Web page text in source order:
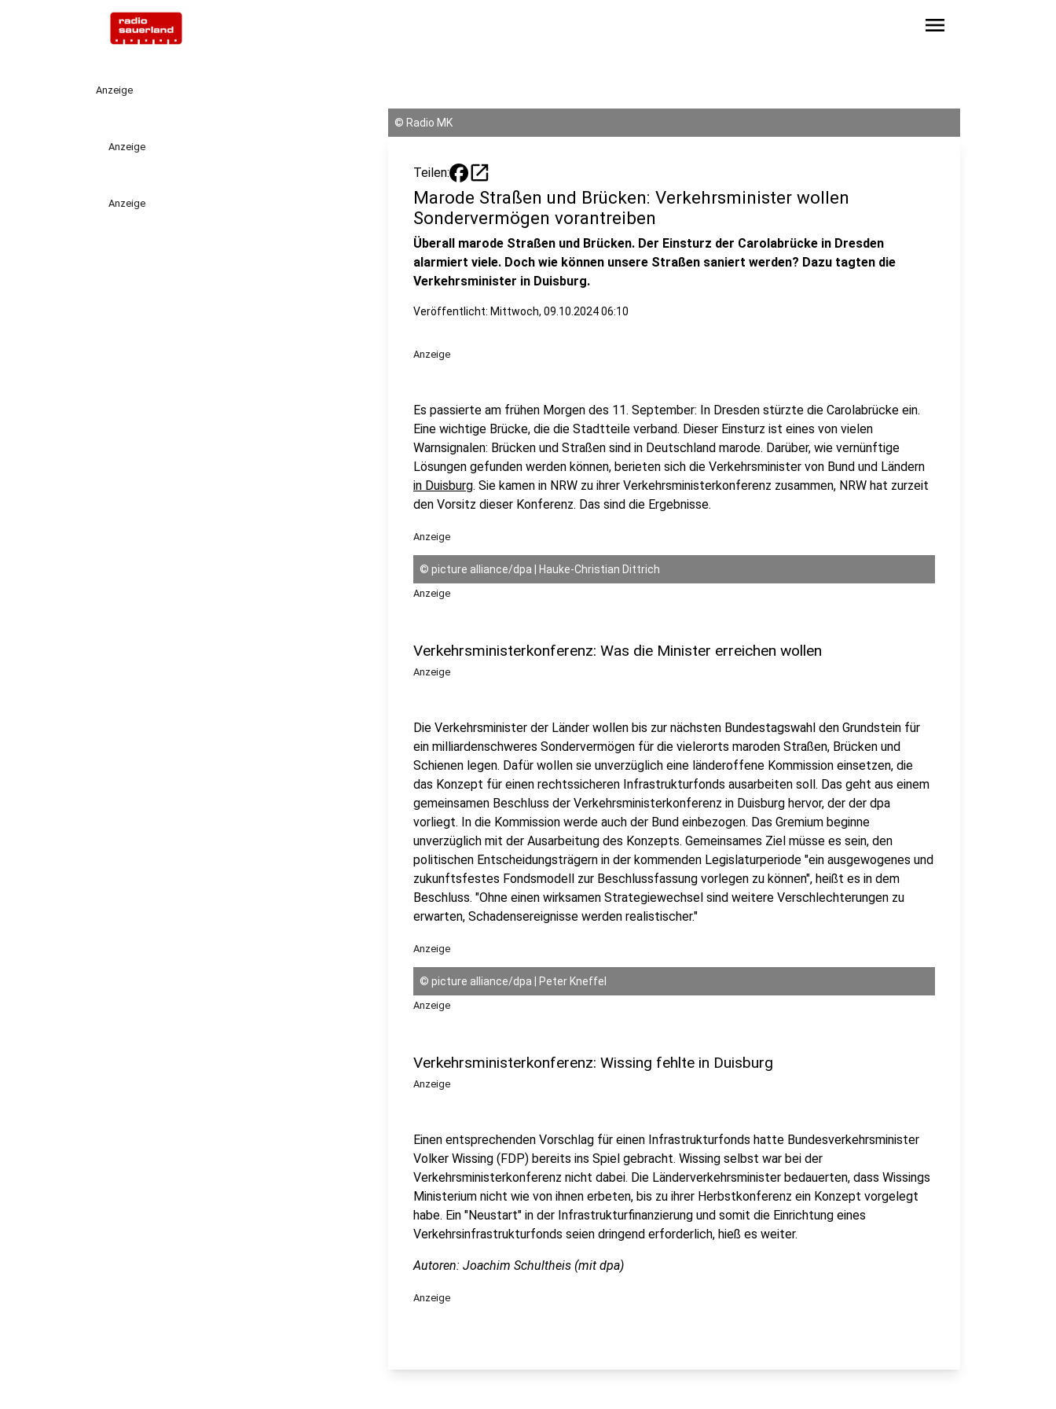
menu
Anzeige
Anzeige
Anzeige
© Radio MK
Teilen: open_in_new
Marode Straßen und Brücken: Verkehrsminister wollen
Sondervermögen vorantreiben
Überall marode Straßen und Brücken. Der Einsturz der Carolabrücke in Dresden
alarmiert viele. Doch wie können unsere Straßen saniert werden? Dazu tagten die
Verkehrsminister in Duisburg.
Veröffentlicht: Mittwoch, 09.10.2024 06:10
Anzeige
Es passierte am frühen Morgen des 11. September: In Dresden stürzte die Carolabrücke ein.
Eine wichtige Brücke, die die Stadtteile verband. Dieser Einsturz ist eines von vielen
Warnsignalen: Brücken und Straßen sind in Deutschland marode. Darüber, wie vernünftige
Lösungen gefunden werden können, berieten sich die Verkehrsminister von Bund und Ländern
in Duisburg. Sie kamen in NRW zu ihrer Verkehrsministerkonferenz zusammen, NRW hat zurzeit
den Vorsitz dieser Konferenz. Das sind die Ergebnisse.
Anzeige
© picture alliance/dpa | Hauke-Christian Dittrich
Anzeige
Verkehrsministerkonferenz: Was die Minister erreichen wollen
Anzeige
Die Verkehrsminister der Länder wollen bis zur nächsten Bundestagswahl den Grundstein für
ein milliardenschweres Sondervermögen für die vielerorts maroden Straßen, Brücken und
Schienen legen. Dafür wollen sie unverzüglich eine länderoffene Kommission einsetzen, die
das Konzept für einen rechtssicheren Infrastrukturfonds ausarbeiten soll. Das geht aus einem
gemeinsamen Beschluss der Verkehrsministerkonferenz in Duisburg hervor, der der dpa
vorliegt. In die Kommission werde auch der Bund einbezogen. Das Gremium beginne
unverzüglich mit der Ausarbeitung des Konzepts. Gemeinsames Ziel müsse es sein, den
politischen Entscheidungsträgern in der kommenden Legislaturperiode "ein ausgewogenes und
zukunftsfestes Fondsmodell zur Beschlussfassung vorlegen zu können", heißt es in dem
Beschluss. "Ohne einen wirksamen Strategiewechsel sind weitere Verschlechterungen zu
erwarten, Schadensereignisse werden realistischer."
Anzeige
© picture alliance/dpa | Peter Kneffel
Anzeige
Verkehrsministerkonferenz: Wissing fehlte in Duisburg
Anzeige
Einen entsprechenden Vorschlag für einen Infrastrukturfonds hatte Bundesverkehrsminister
Volker Wissing (FDP) bereits ins Spiel gebracht. Wissing selbst war bei der
Verkehrsministerkonferenz nicht dabei. Die Länderverkehrsminister bedauerten, dass Wissings
Ministerium nicht wie von ihnen erbeten, bis zu ihrer Herbstkonferenz ein Konzept vorgelegt
habe. Ein "Neustart" in der Infrastrukturfinanzierung und somit die Einrichtung eines
Verkehrsinfrastrukturfonds seien dringend erforderlich, hieß es weiter.
Autoren: Joachim Schultheis (mit dpa)
Anzeige